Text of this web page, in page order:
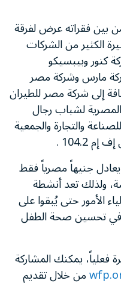
بين فقراته عرض لفرقة
الكثير من الشركات
كنور وبيبسيكو
مارس وشركة مصر
إلى شركة مصر للطيران
لشباب رجال
والتجارة والجمعية
104.2 .
يعادل جنيهاً مصرياً فقط
ولذلك تعد أنشطة
الأمور حتى يُبقوا على
في تحسين صحة الطفل
فعلياً، يمكنك المشاركة
من خلال تقديم